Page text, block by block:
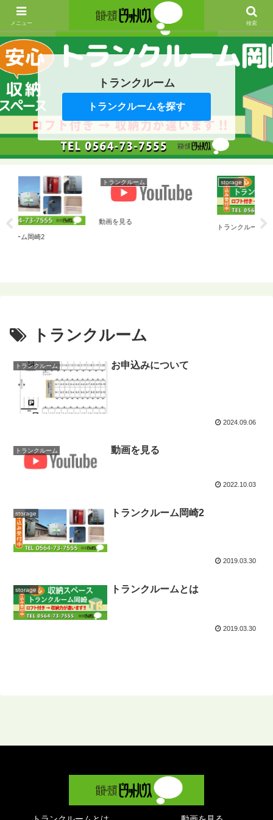
トランクルーム
トランクルームを探す
トランクルーム
動画を見る
トランクルームとは
トランクルーム
トランクルーム お申込みについて
2024.09.06
トランクルーム 動画を見る
2022.10.03
storage トランクルーム岡崎2
2019.03.30
storage トランクルームとは
2019.03.30
メニュー 検索